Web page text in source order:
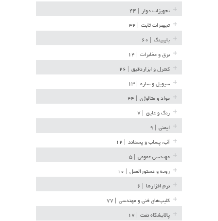
تجهیزات دوار
تجهیزات ثابت
پایپینگ
برق و مخابرات
کنترل و ابزاردقیق
سیویل و سازه
مواد و متالوژی
رنگ و عایق
ایمنی
آب، پساب و پسماند
مهندسی عمومی
رویه و دستورالعمل
نرم افزارها
کلیپ‌های فنی و مهندسی
پالایشگاه نفت